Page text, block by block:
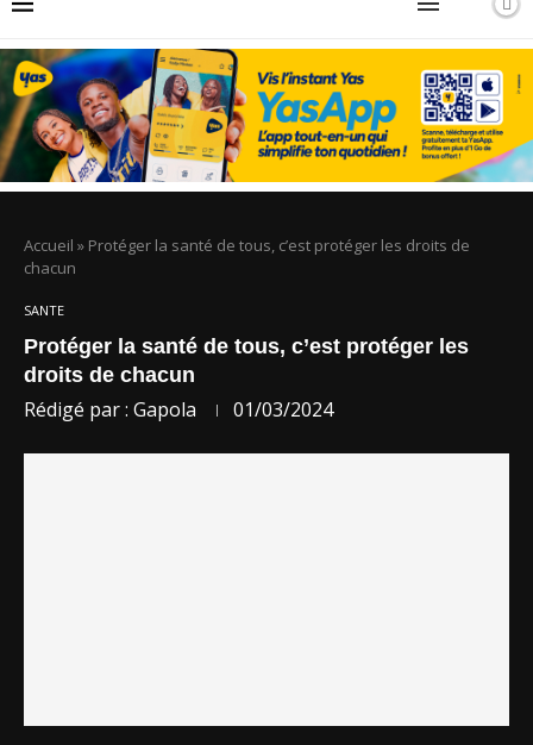
Accueil » Protéger la santé de tous, c’est protéger les droits de
chacun
SANTE
Protéger la santé de tous, c’est protéger les
droits de chacun
Rédigé par : Gapola 01/03/2024